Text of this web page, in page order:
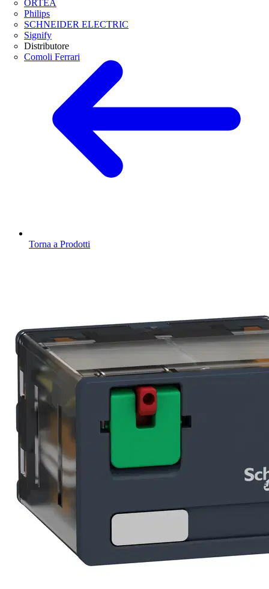
ORTEA
Philips
SCHNEIDER ELECTRIC
Signify
Distributore
Comoli Ferrari
Torna a Prodotti